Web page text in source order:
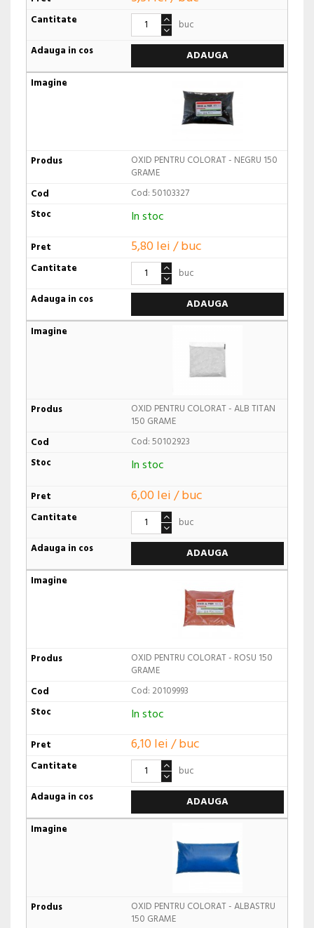
buc
ADAUGA
OXID PENTRU COLORAT - NEGRU 150
GRAME
Cod: 50103327
In stoc
5,80 lei / buc
buc
ADAUGA
OXID PENTRU COLORAT - ALB TITAN
150 GRAME
Cod: 50102923
In stoc
6,00 lei / buc
buc
ADAUGA
OXID PENTRU COLORAT - ROSU 150
GRAME
Cod: 20109993
In stoc
6,10 lei / buc
buc
ADAUGA
OXID PENTRU COLORAT - ALBASTRU
150 GRAME